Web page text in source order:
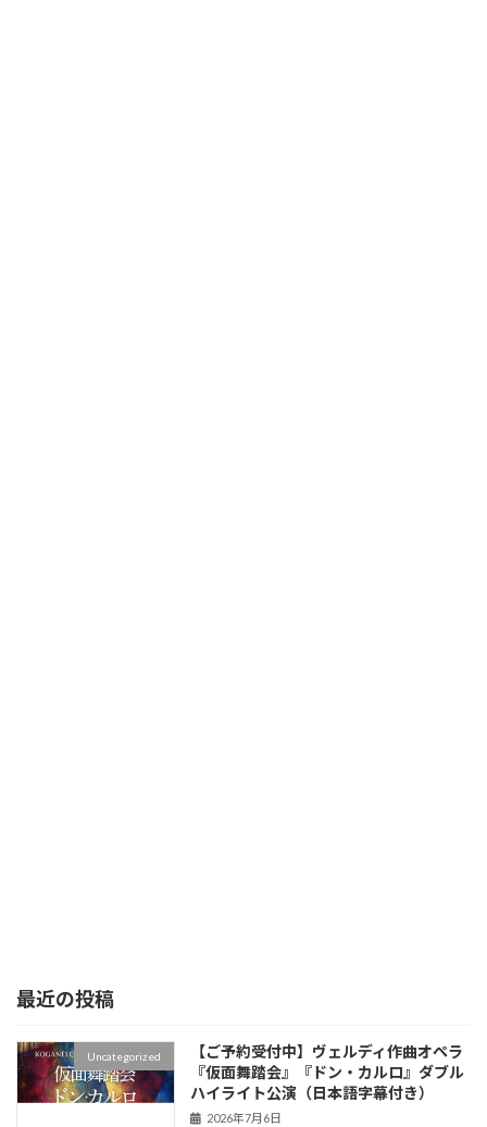
最近の投稿
Uncategorized
【ご予約受付中】ヴェルディ作曲オペラ
『仮面舞踏会』『ドン・カルロ』ダブル
ハイライト公演（日本語字幕付き）
2026年7月6日